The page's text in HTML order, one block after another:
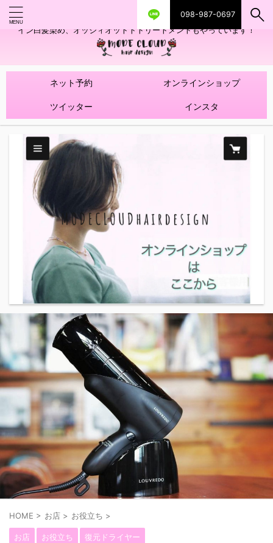
098-987-0697
艶ツヤヘアカラー！髪質改善トリートメントやハイライトを使ったデザ
イン白髪染め、オッジィオットトトリートメントもやっています！
ネット予約 オンラインショップ
ツイッター インスタ
HOME > お店 > お役立ち >
お店 お役立ち 復元ドライヤー